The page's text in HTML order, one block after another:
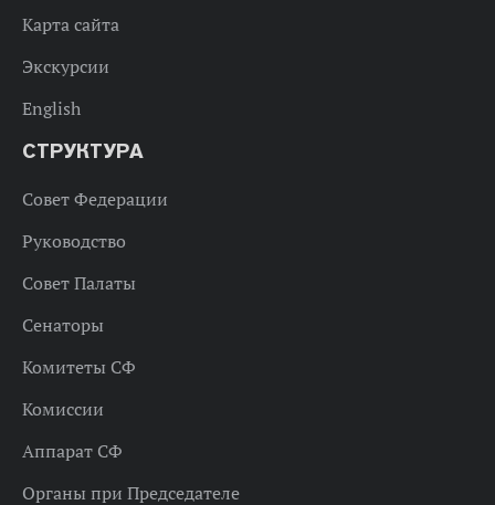
Карта сайта
Экскурсии
English
СТРУКТУРА
Совет Федерации
Руководство
Совет Палаты
Сенаторы
Комитеты СФ
Комиссии
Аппарат СФ
Органы при Председателе